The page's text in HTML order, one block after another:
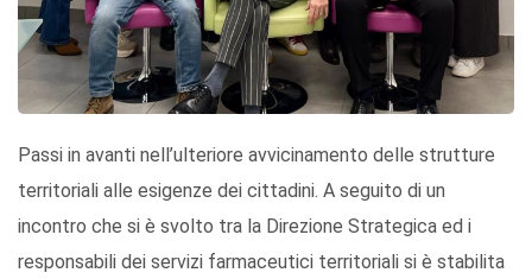
Passi in avanti nell’ulteriore avvicinamento delle strutture
territoriali alle esigenze dei cittadini. A seguito di un
incontro che si è svolto tra la Direzione Strategica ed i
responsabili dei servizi farmaceutici territoriali si è stabilita